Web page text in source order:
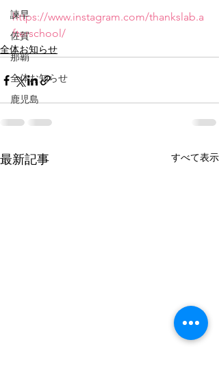
諫早
佐賀
那覇
全体お知らせ
鹿児島
https://www.instagram.com/thankslab.a
fterschool/
全体お知らせ
最新記事 すべて表示